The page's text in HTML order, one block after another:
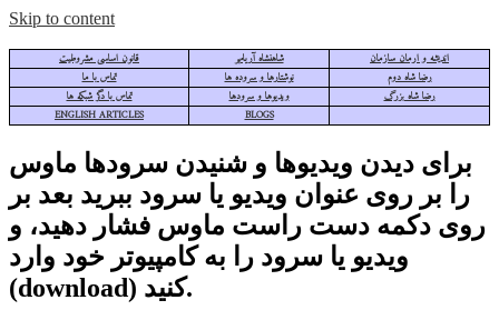
Skip to content
قانون اساسی مشروطیت شاهنشاه آریامهر
اندیشه و ارمان سازمان
تماس با ما
نوشتارها و سروده ها
رضا شاه دوم
تماس با دگر شبکه ها
ویدیوها و سرودها
رضا شاه بزرگ
ENGLISH ARTICLES
BLOGS
برای دیدن ویدیوها و شنیدن سرودها ماوس
را بر روی عنوان ویدیو یا سرود ببرید بعد بر
روی دکمه دست راست ماوس فشار دهید، و
ویدیو یا سرود را به کامپیوتر خود وارد
(download) کنید.